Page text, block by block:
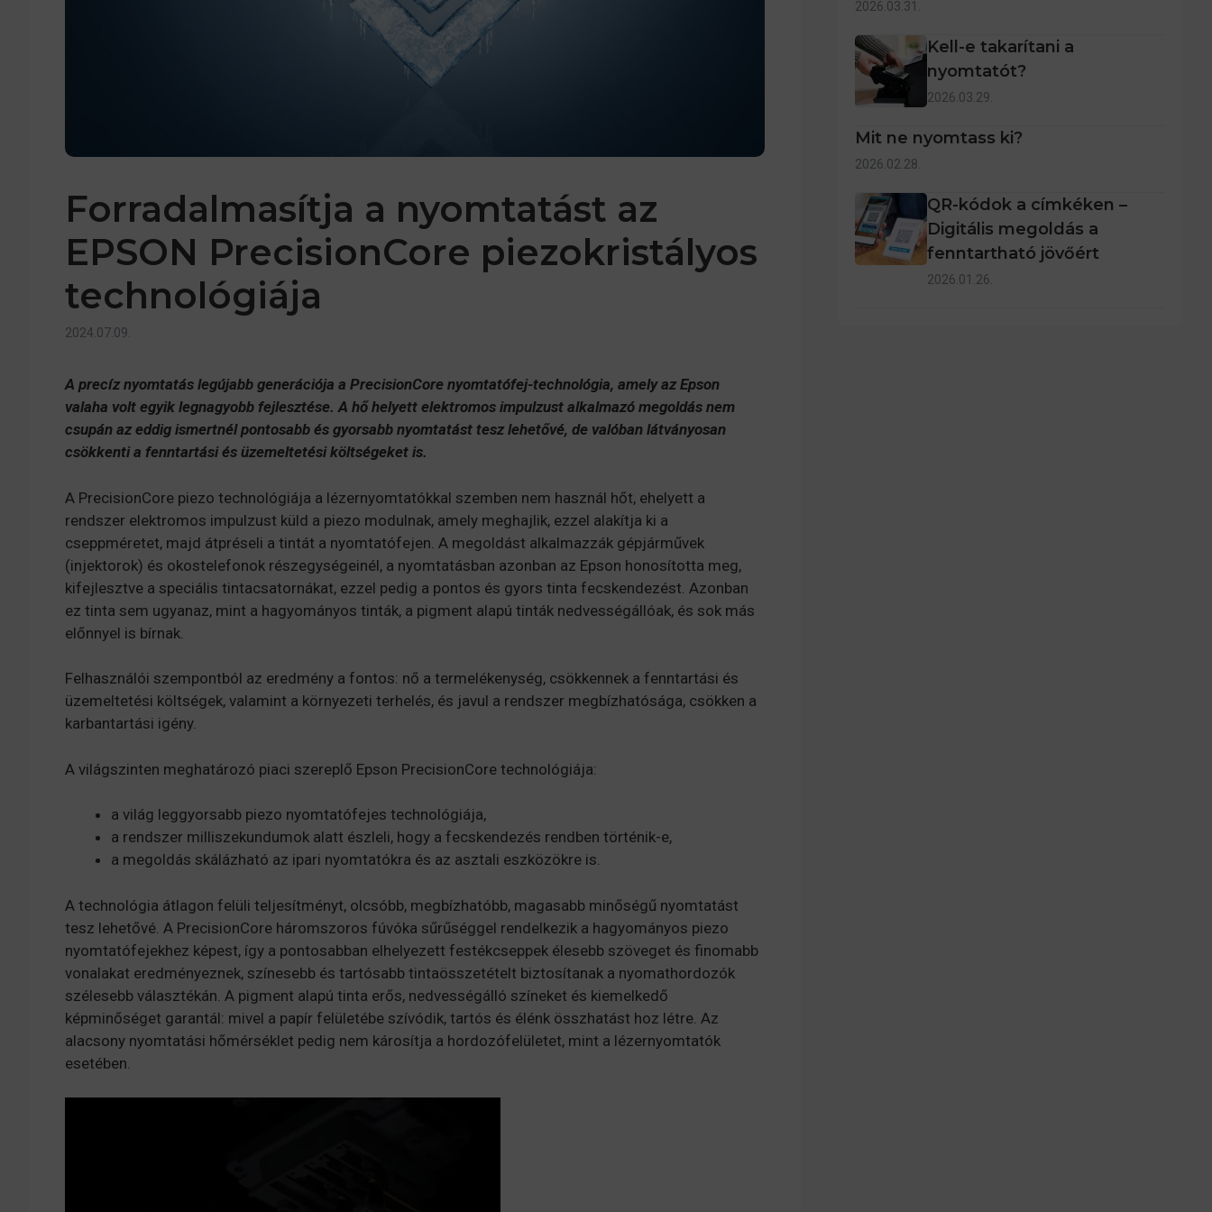
Forradalmasítja a nyomtatást az
EPSON PrecisionCore piezokristályos
technológiája
2024.07.09.
A precíz nyomtatás legújabb generációja a PrecisionCore nyomtatófej-technológia, amely az Epson
valaha volt egyik legnagyobb fejlesztése. A hő helyett elektromos impulzust alkalmazó megoldás nem
csupán az eddig ismertnél pontosabb és gyorsabb nyomtatást tesz lehetővé, de valóban látványosan
csökkenti a fenntartási és üzemeltetési költségeket is.
A PrecisionCore piezo technológiája a lézernyomtatókkal szemben nem használ hőt, ehelyett a
rendszer elektromos impulzust küld a piezo modulnak, amely meghajlik, ezzel alakítja ki a
cseppméretet, majd átpréseli a tintát a nyomtatófejen. A megoldást alkalmazzák gépjárművek
(injektorok) és okostelefonok részegységeinél, a nyomtatásban azonban az Epson honosította meg,
kifejlesztve a speciális tintacsatornákat, ezzel pedig a pontos és gyors tinta fecskendezést. Azonban
ez tinta sem ugyanaz, mint a hagyományos tinták, a pigment alapú tinták nedvességállóak, és sok más
előnnyel is bírnak.
Felhasználói szempontból az eredmény a fontos: nő a termelékenység, csökkennek a fenntartási és
üzemeltetési költségek, valamint a környezeti terhelés, és javul a rendszer megbízhatósága, csökken a
karbantartási igény.
A világszinten meghatározó piaci szereplő Epson PrecisionCore technológiája:
a világ leggyorsabb piezo nyomtatófejes technológiája,
a rendszer milliszekundumok alatt észleli, hogy a fecskendezés rendben történik-e,
a megoldás skálázható az ipari nyomtatókra és az asztali eszközökre is.
A technológia átlagon felüli teljesítményt, olcsóbb, megbízhatóbb, magasabb minőségű nyomtatást
tesz lehetővé. A PrecisionCore háromszoros fúvóka sűrűséggel rendelkezik a hagyományos piezo
nyomtatófejekhez képest, így a pontosabban elhelyezett festékcseppek élesebb szöveget és finomabb
vonalakat eredményeznek, színesebb és tartósabb tintaösszetételt biztosítanak a nyomathordozók
szélesebb választékán. A pigment alapú tinta erős, nedvességálló színeket és kiemelkedő
képminőséget garantál: mivel a papír felületébe szívódik, tartós és élénk összhatást hoz létre. Az
alacsony nyomtatási hőmérséklet pedig nem károsítja a hordozófelületet, mint a lézernyomtatók
esetében.
2026.03.31.
Kell-e takarítani a
nyomtatót?
2026.03.29.
Mit ne nyomtass ki?
2026.02.28.
QR-kódok a címkéken –
Digitális megoldás a
fenntartható jövőért
2026.01.26.